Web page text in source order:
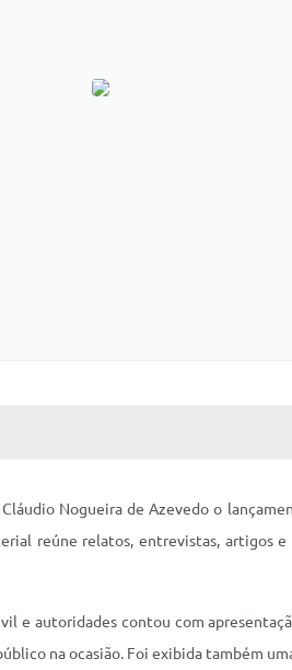
Nogueira de Azevedo o
reúne relatos, entrevistas,
e autoridades contou com
na ocasião. Foi exibida também